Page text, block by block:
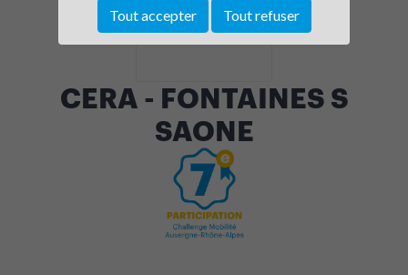
CERA - FONTAINES S
SAONE
Tout accepter Tout refuser